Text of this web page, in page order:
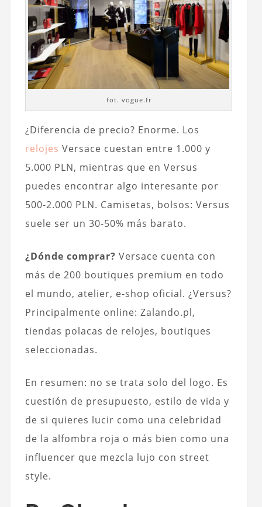
fot. vogue.fr
¿Diferencia de precio? Enorme. Los
relojes Versace cuestan entre 1.000 y
5.000 PLN, mientras que en Versus
puedes encontrar algo interesante por
500-2.000 PLN. Camisetas, bolsos: Versus
suele ser un 30-50% más barato.
¿Dónde comprar? Versace cuenta con
más de 200 boutiques premium en todo
el mundo, atelier, e-shop oficial. ¿Versus?
Principalmente online: Zalando.pl,
tiendas polacas de relojes, boutiques
seleccionadas.
En resumen: no se trata solo del logo. Es
cuestión de presupuesto, estilo de vida y
de si quieres lucir como una celebridad
de la alfombra roja o más bien como una
influencer que mezcla lujo con street
style.